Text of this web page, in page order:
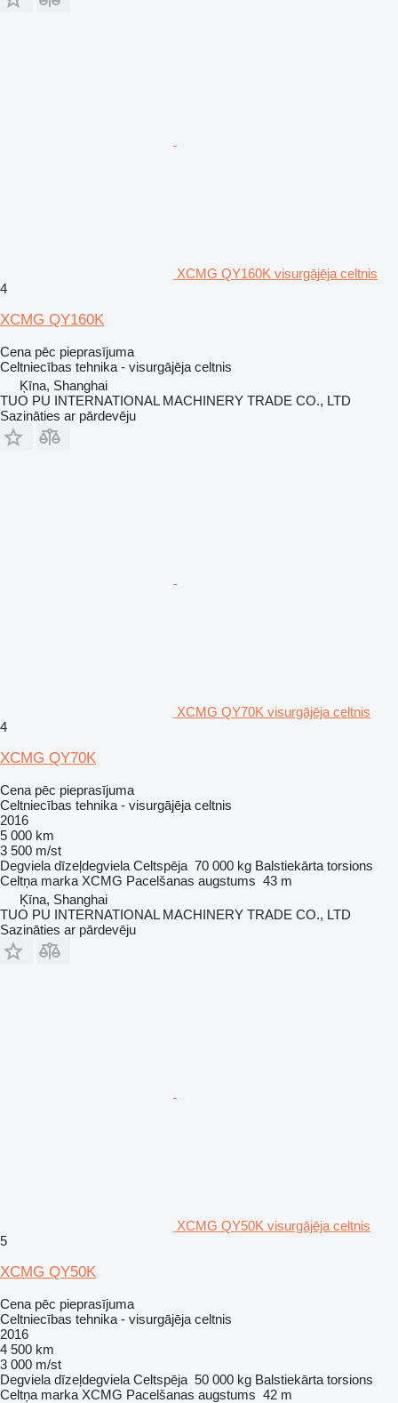
XCMG QY160K visurgājēja celtnis
4
XCMG QY160K
Cena pēc pieprasījuma
Celtniecības tehnika - visurgājēja celtnis
Ķīna, Shanghai
TUO PU INTERNATIONAL MACHINERY TRADE CO., LTD
Sazināties ar pārdevēju
XCMG QY70K visurgājēja celtnis
4
XCMG QY70K
Cena pēc pieprasījuma
Celtniecības tehnika - visurgājēja celtnis
2016
5 000 km
3 500 m/st
Degviela dīzeļdegviela Celtspēja 70 000 kg Balstiekārta torsions
Celtņa marka XCMG Pacelšanas augstums 43 m
Ķīna, Shanghai
TUO PU INTERNATIONAL MACHINERY TRADE CO., LTD
Sazināties ar pārdevēju
XCMG QY50K visurgājēja celtnis
5
XCMG QY50K
Cena pēc pieprasījuma
Celtniecības tehnika - visurgājēja celtnis
2016
4 500 km
3 000 m/st
Degviela dīzeļdegviela Celtspēja 50 000 kg Balstiekārta torsions
Celtņa marka XCMG Pacelšanas augstums 42 m